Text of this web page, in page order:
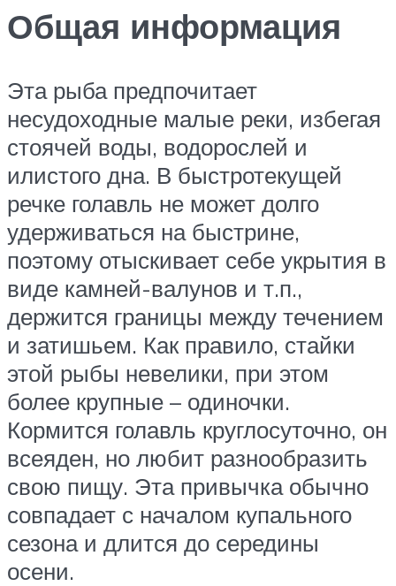
Общая информация
Эта рыба предпочитает
несудоходные малые реки, избегая
стоячей воды, водорослей и
илистого дна. В быстротекущей
речке голавль не может долго
удерживаться на быстрине,
поэтому отыскивает себе укрытия в
виде камней-валунов и т.п.,
держится границы между течением
и затишьем. Как правило, стайки
этой рыбы невелики, при этом
более крупные – одиночки.
Кормится голавль круглосуточно, он
всеяден, но любит разнообразить
свою пищу. Эта привычка обычно
совпадает с началом купального
сезона и длится до середины
осени.